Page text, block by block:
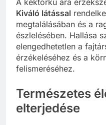
A kéktorkú ara
Kiváló látással
megtalálásában és a
észlelésében. Hallása
elengedhetetlen a
érzékeléséhez és a
felismeréséhez.
Természetes
elterjedése